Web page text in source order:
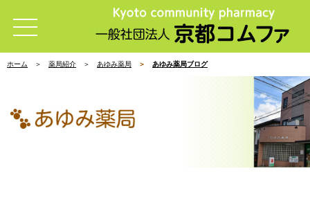
ホーム 薬局紹介 あゆみ薬局 あゆみ薬局ブログ